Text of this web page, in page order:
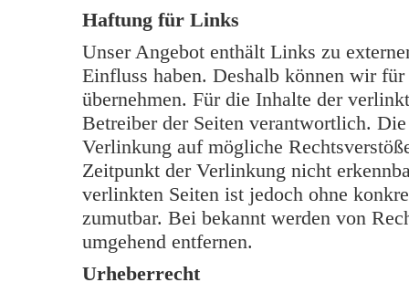
Haftung für Links
Unser Angebot enthält Links zu
Einfluss haben. Deshalb können wir
übernehmen. Für die Inhalte der
Betreiber der Seiten verantwortlich.
Verlinkung auf mögliche
Zeitpunkt der Verlinkung nicht
verlinkten Seiten ist jedoch ohne
zumutbar. Bei bekannt werden von
umgehend entfernen.
Urheberrecht